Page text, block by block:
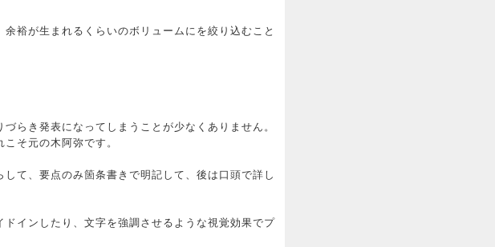
裕が生まれるくらいのボリュームにを絞り込むこと
らき発表になってしまうことが少なくありません。
そ元の木阿弥です。
て、要点のみ箇条書きで明記して、後は口頭で詳し
インしたり、文字を強調させるような視覚効果でプ